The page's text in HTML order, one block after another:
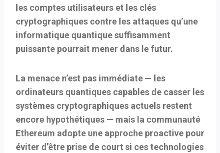
les comptes utilisateurs et les clés
cryptographiques contre les attaques qu’une
informatique quantique suffisamment
puissante pourrait mener dans le futur.
La menace n’est pas immédiate — les
ordinateurs quantiques capables de casser les
systèmes cryptographiques actuels restent
encore hypothétiques — mais la communauté
Ethereum adopte une approche proactive pour
éviter d’être prise de court si ces technologies